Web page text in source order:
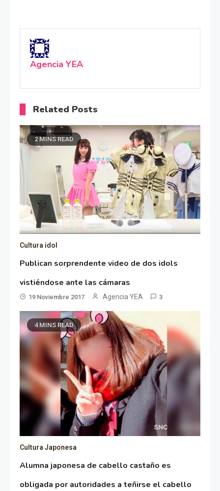
Agencia YEA
Related Posts
2 MINS READ
Cultura idol
Publican sorprendente video de dos idols
vistiéndose ante las cámaras
19 Noviembre 2017 Agencia YEA 3
4 MINS READ
Cultura Japonesa
Alumna japonesa de cabello castaño es
obligada por autoridades a teñirse el cabello